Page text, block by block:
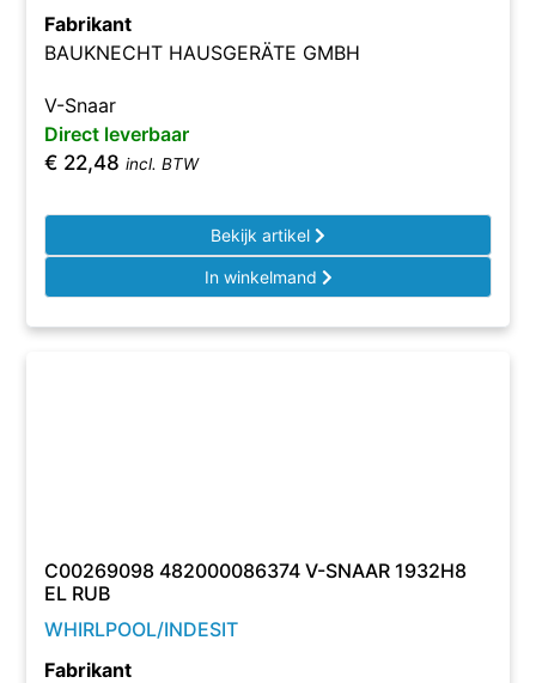
Fabrikant
BAUKNECHT HAUSGERÄTE GMBH
V-Snaar
Direct leverbaar
€ 22,48 incl. BTW
Bekijk artikel
In winkelmand
C00269098 482000086374 V-SNAAR 1932H8
EL RUB
WHIRLPOOL/INDESIT
Fabrikant